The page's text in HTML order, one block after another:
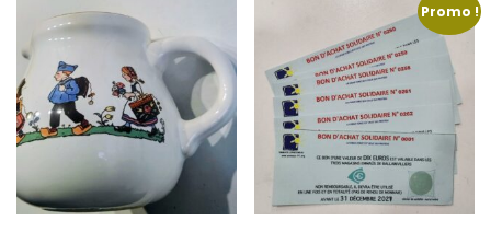
Promo !